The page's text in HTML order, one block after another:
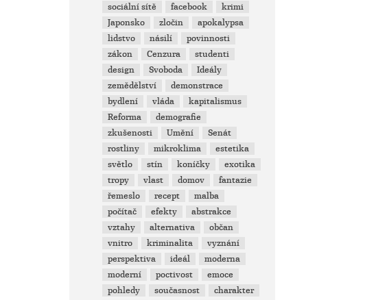
sociální sítě
facebook
krimi
Japonsko
zločin
apokalypsa
lidstvo
násilí
povinnosti
zákon
Cenzura
studenti
design
Svoboda
Ideály
zemědělství
demonstrace
bydlení
vláda
kapitalismus
Reforma
demografie
zkušenosti
Umění
Senát
rostliny
mikroklima
estetika
světlo
stín koníčky
exotika
tropy
vlast domov
fantazie
řemeslo
recept
malba
počítač
efekty
abstrakce
vztahy
alternativa
občan
vnitro
kriminalita
vyznání
perspektiva
ideál
moderna
moderní
poctivost
emoce
pohledy
současnost
charakter